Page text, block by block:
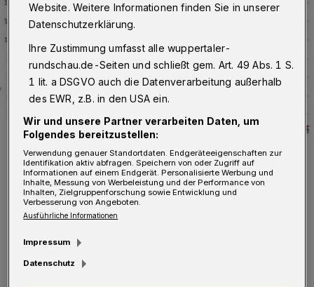
Der Verlauf der Corona-Pandemie in Wuppertal.
Foto: Rundschau
Website. Weitere Informationen finden Sie in unserer
Datenschutzerklärung.
Ihre Zustimmung umfasst alle wuppertaler-
rundschau.de-Seiten und schließt gem. Art. 49 Abs. 1 S.
1 lit. a DSGVO auch die Datenverarbeitung außerhalb
des EWR, z.B. in den USA ein.
Wir und unsere Partner verarbeiten Daten, um
Folgendes bereitzustellen:
Verwendung genauer Standortdaten. Endgeräteeigenschaften zur
Identifikation aktiv abfragen. Speichern von oder Zugriff auf
Informationen auf einem Endgerät. Personalisierte Werbung und
Inhalte, Messung von Werbeleistung und der Performance von
Inhalten, Zielgruppenforschung sowie Entwicklung und
Verbesserung von Angeboten.
Ausführliche Informationen
Impressum
Datenschutz